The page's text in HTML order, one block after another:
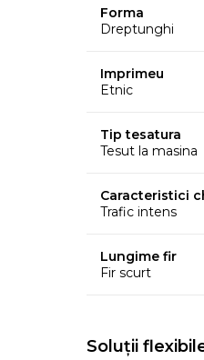
Forma
Dreptunghi
Imprimeu
Etnic
Tip tesatura
Tesut la masina
Caracteristici
Trafic intens
Lungime fir
Fir scurt
Soluții